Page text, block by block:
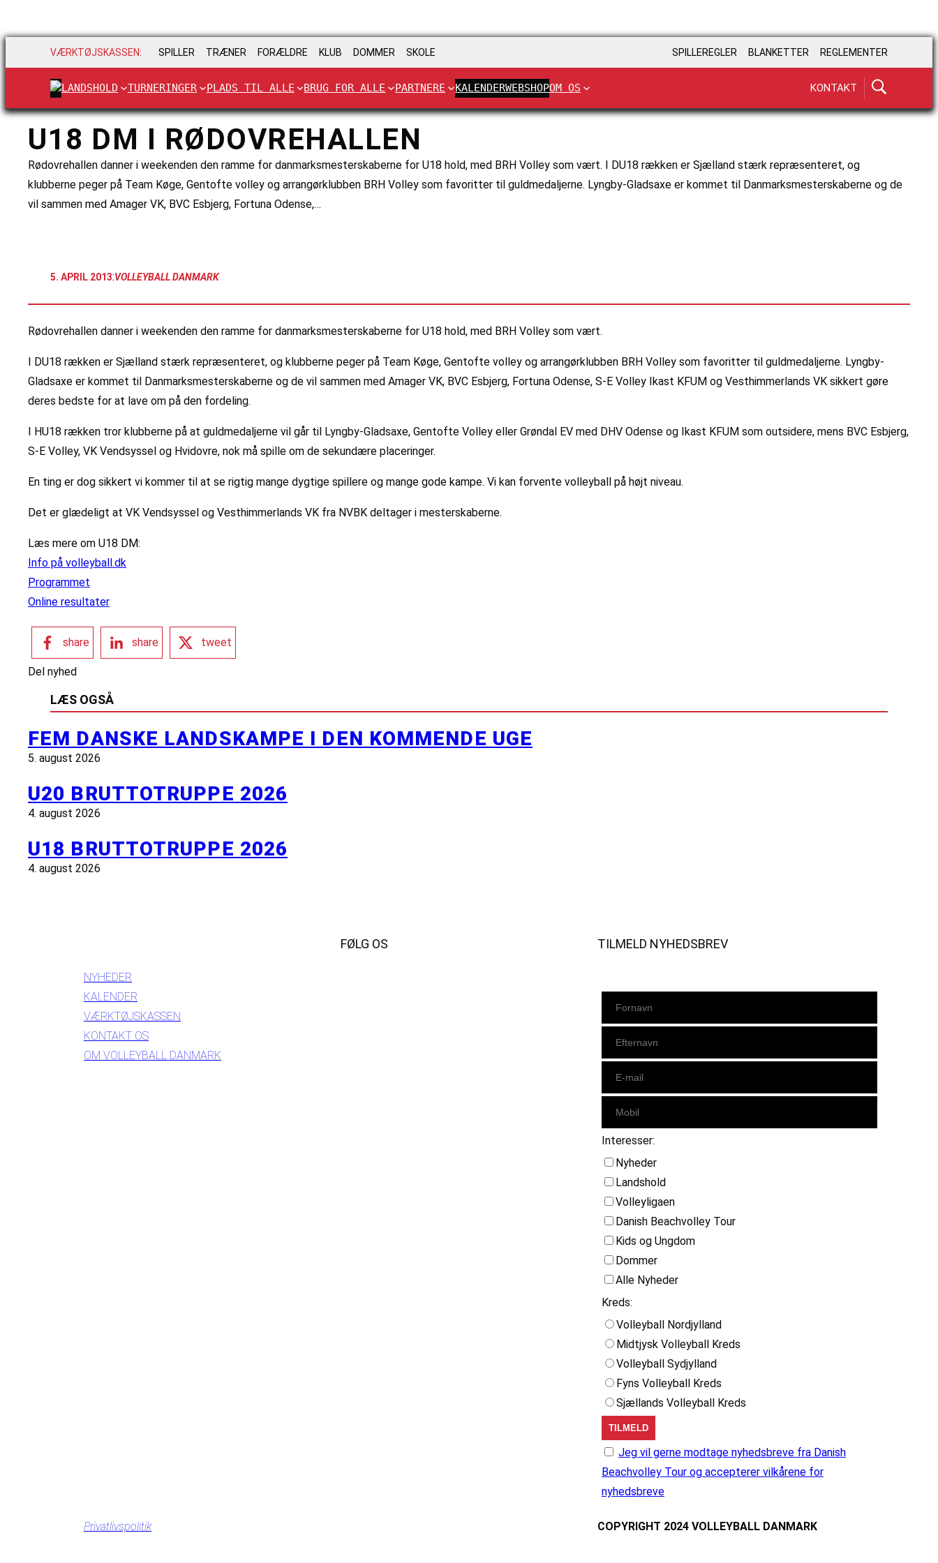
VÆRKTØJSKASSEN: SPILLER TRÆNER FORÆLDRE KLUB DOMMER SKOLE SPILLEREGLER BLANKETTER REGLEMENTER
LANDSHOLD TURNERINGER PLADS TIL ALLE BRUG FOR ALLE PARTNERE KALENDERWEBSHOPOM OS KONTAKT
U18 DM I RØDOVREHALLEN
Rødovrehallen danner i weekenden den ramme for danmarksmesterskaberne for U18 hold, med BRH Volley som vært. I DU18 rækken er Sjælland stærk repræsenteret, og
klubberne peger på Team Køge, Gentofte volley og arrangørklubben BRH Volley som favoritter til guldmedaljerne. Lyngby-Gladsaxe er kommet til Danmarksmesterskaberne og de
vil sammen med Amager VK, BVC Esbjerg, Fortuna Odense,…
5. APRIL 2013:VOLLEYBALL DANMARK
Rødovrehallen danner i weekenden den ramme for danmarksmesterskaberne for U18 hold, med BRH Volley som vært.
I DU18 rækken er Sjælland stærk repræsenteret, og klubberne peger på Team Køge, Gentofte volley og arrangørklubben BRH Volley som favoritter til guldmedaljerne. Lyngby-
Gladsaxe er kommet til Danmarksmesterskaberne og de vil sammen med Amager VK, BVC Esbjerg, Fortuna Odense, S-E Volley Ikast KFUM og Vesthimmerlands VK sikkert gøre
deres bedste for at lave om på den fordeling.
I HU18 rækken tror klubberne på at guldmedaljerne vil går til Lyngby-Gladsaxe, Gentofte Volley eller Grøndal EV med DHV Odense og Ikast KFUM som outsidere, mens BVC Esbjerg,
S-E Volley, VK Vendsyssel og Hvidovre, nok må spille om de sekundære placeringer.
En ting er dog sikkert vi kommer til at se rigtig mange dygtige spillere og mange gode kampe. Vi kan forvente volleyball på højt niveau.
Det er glædeligt at VK Vendsyssel og Vesthimmerlands VK fra NVBK deltager i mesterskaberne.
Læs mere om U18 DM:
Info på volleyball.dk
Programmet
Online resultater
share share tweet
Del nyhed
LÆS OGSÅ
FEM DANSKE LANDSKAMPE I DEN KOMMENDE UGE
5. august 2026
U20 BRUTTOTRUPPE 2026
4. august 2026
U18 BRUTTOTRUPPE 2026
4. august 2026
NYHEDER
KALENDER
VÆRKTØJSKASSEN
KONTAKT OS
OM VOLLEYBALL DANMARK
FØLG OS TILMELD NYHEDSBREV
Interesser:
Nyheder
Landshold
Volleyligaen
Danish Beachvolley Tour
Kids og Ungdom
Dommer
Alle Nyheder
Kreds:
Volleyball Nordjylland
Midtjysk Volleyball Kreds
Volleyball Sydjylland
Fyns Volleyball Kreds
Sjællands Volleyball Kreds
Jeg vil gerne modtage nyhedsbreve fra Danish
Beachvolley Tour og accepterer vilkårene for
nyhedsbreve
Privatlivspolitik COPYRIGHT 2024 VOLLEYBALL DANMARK